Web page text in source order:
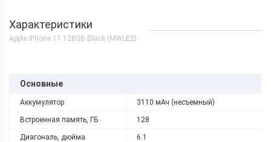
Несмотря на то, что iPhone 11 вышел в 2019, я сразу хочу отметить, что
он будет еще топовым флагманом 2-3, а то и 4 года. То есть, если вы
никто вам купаться с вашим айфоном НЕ будет советовать, ибо
айфон 100 процентов переживет.
Поддержка дополнительной виртуальной sim картой, которая уже вшита
в ваш айфон, такие услуги уже есть у многих операторов
Характеристики
Apple iPhone 11 128GB Black (MWLE2)
Основные
Аккумулятор 3110 мАч (несъемный)
Встроенная память, ГБ 128
Диагональ, дюйма 6.1